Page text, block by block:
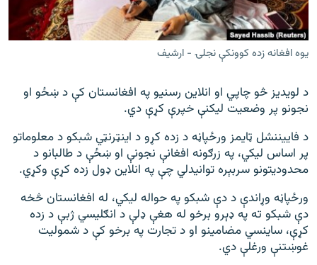
اړیکه
دري پاڼه
راسره ملګري شئ
د ازادې اروپا/ ازادي راډيو ټولې پاڼې
يوه افغانه زده کوونکې نجلۍ - ارشيف
د لویدیز څو چاپي او انلاین رسنیو په افغانستان کې د ښځو او
نجونو پر وضعیت لیکنې خپرې کړې دي.
د فايیننشل ټایمز ورځپاڼه د زده کړو د اینټرنټي شبکو د معلوماتو
پر اساس لیکي، په زرګونه افغانې نجونې او ښځې د طالبانو د
محدودیتونو سربېره توانیدلي چې په انلاین ډول زده کړې وکړي.
ورځپاڼه وړاندې د دې شبکو په حواله لیکي، له افغانستان څخه
دې شبکو ته په ډېرو برخو له هغې ډلې د انګلیسي ژبې د زده
کړې، ساینسي مضامینو او د تجارت په برخو کې د شمولیت
غوښتنې ورغلې دي.